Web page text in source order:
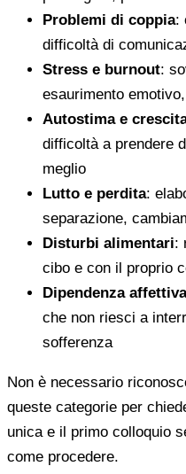
Problemi di coppia:
difficoltà di
Stress e burnout:
esaurimento
Autostima e
difficoltà a prendere
meglio
Lutto e perdita:
separazione,
Disturbi alimentari:
cibo e con il proprio
Dipendenza affettiva
che non riesci a
sofferenza
Non è necessario
queste categorie per
unica e il primo colloquio
come procedere.